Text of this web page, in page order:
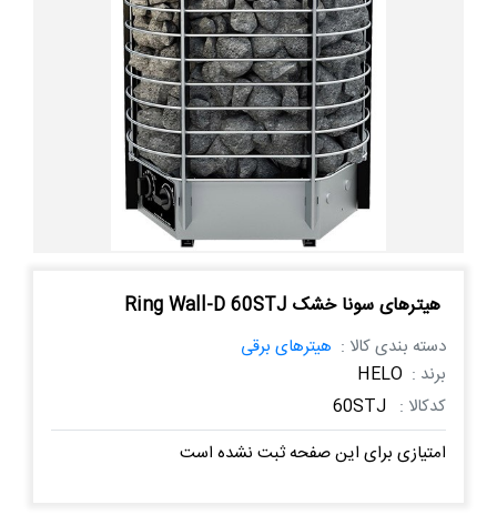
هیترهای سونا خشک Ring Wall-D 60STJ
دسته بندی کالا : هیترهای برقی
برند : HELO
کدکالا : 60STJ
امتیازی برای این صفحه ثبت نشده است